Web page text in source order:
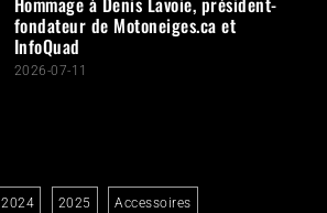
fondateur de Motoneiges.ca et
InfoQuad
2026-07-11
2024 2025 Accessoires